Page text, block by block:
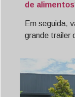
de
Em seguida,
grande trailer